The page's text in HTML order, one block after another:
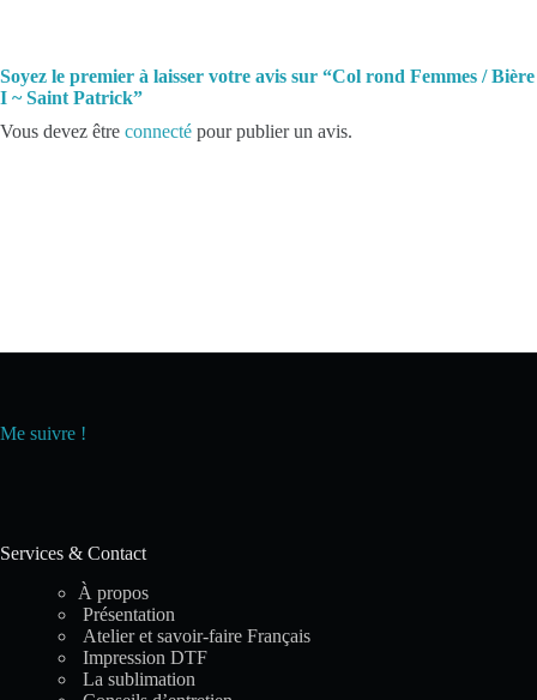
Soyez le premier à laisser votre avis sur “Col rond Femmes / Bière
I ~ Saint Patrick”
Vous devez être connecté pour publier un avis.
Me suivre !
Services & Contact
À propos
Présentation
Atelier et savoir-faire Français
Impression DTF
La sublimation